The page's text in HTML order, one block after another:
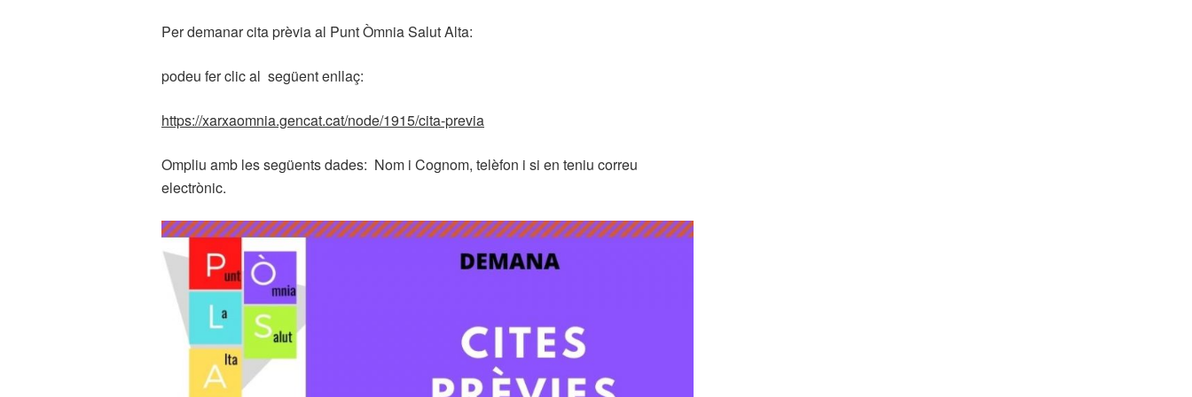
Per demanar cita prèvia al Punt Òmnia Salut Alta:
podeu fer clic al següent enllaç:
https://xarxaomnia.gencat.cat/node/1915/cita-previa
Ompliu amb les següents dades: Nom i Cognom, telèfon i si en teniu correu
electrònic.